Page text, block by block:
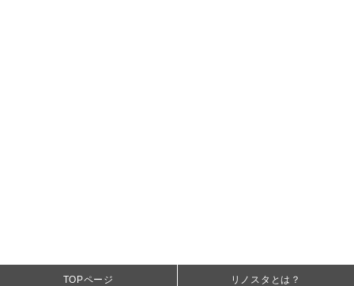
TOPページ リノスタとは？